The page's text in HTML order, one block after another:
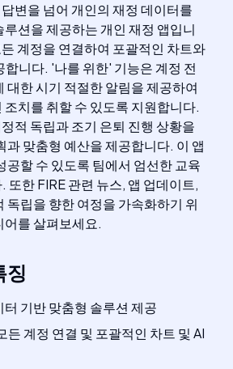
변을 넘어 개인의 재정 데이터를
션을 제공하는 개인 재정 앱입니
계정을 연결하여 포괄적인 차트와
합니다. '나를 위한' 기능은 계정 전
대한 시기 적절한 알림을 제공하여
치를 취할 수 있도록 지원합니다.
적 독립과 조기 은퇴 진행 상황을
과 맞춤형 예산을 제공합니다. 이 앱
공할 수 있도록 팀에서 엄선한 교육
또한 FIRE 관련 뉴스, 앱 업데이트,
독립을 향한 여정을 가속화하기 위
어를 살펴보세요.
징
터 기반 맞춤형 솔루션 제공
든 계정 연결 및 포괄적인 차트 및 AI